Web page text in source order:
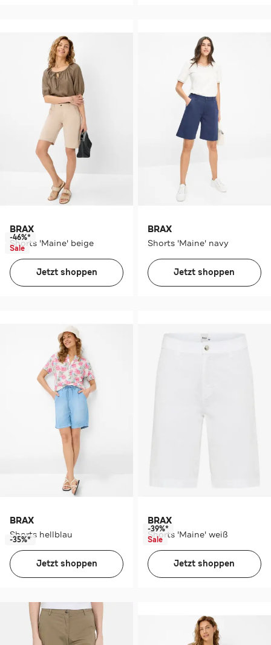
BRAX
Shorts 'Maine' beige
-46%*
Sale
Jetzt shoppen
BRAX
Shorts 'Maine' navy
Jetzt shoppen
BRAX
Shorts hellblau
-35%*
Jetzt shoppen
BRAX
Shorts 'Maine' weiß
-39%*
Sale
Jetzt shoppen